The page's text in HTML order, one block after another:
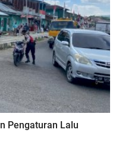
Pengaturan Lalu